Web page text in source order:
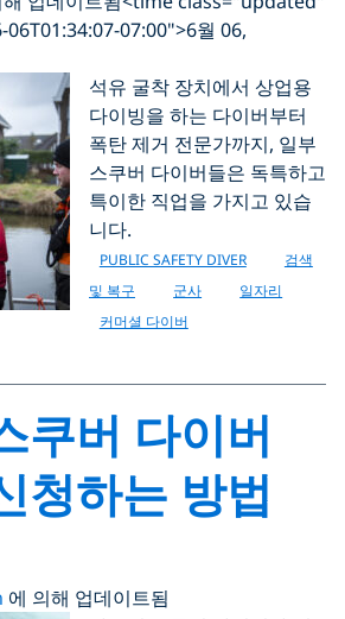
07:00">6월 06,
석유 굴착 장치에서 상업용
다이빙을 하는 다이버부터
폭탄 제거 전문가까지, 일부
스쿠버 다이버들은 독특하고
특이한 직업을 가지고 있습
니다.
PUBLIC SAFETY DIVER
검색
및 복구
군사
일자리
커머셜 다이버
쿠버 다이버
청하는 방법
에 의해 업데이트됨